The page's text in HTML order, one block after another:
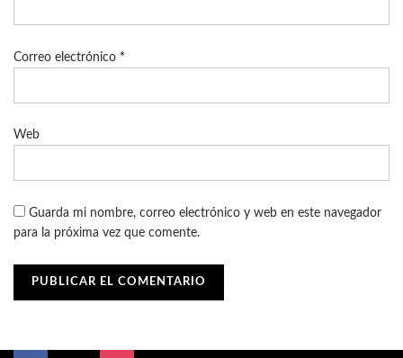
Correo electrónico *
Web
Guarda mi nombre, correo electrónico y web en este navegador
para la próxima vez que comente.